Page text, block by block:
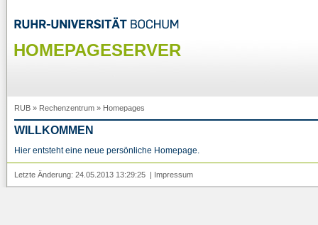
HOMEPAGESERVER
RUB » Rechenzentrum » Homepages
WILLKOMMEN
Hier entsteht eine neue persönliche Homepage.
Letzte Änderung: 24.05.2013 13:29:25 | Impressum